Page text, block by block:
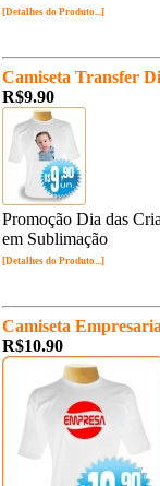
[Detalhes do Produto...]
Camiseta Transfer
R$9.90
Promoção Dia das
em Sublimação
[Detalhes do Produto...]
Camiseta
R$10.90